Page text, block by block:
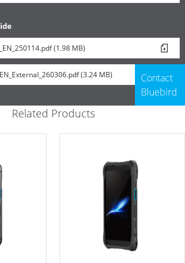
(1.98 MB)
(3.24 MB)
Contact
Bluebird
Related Products